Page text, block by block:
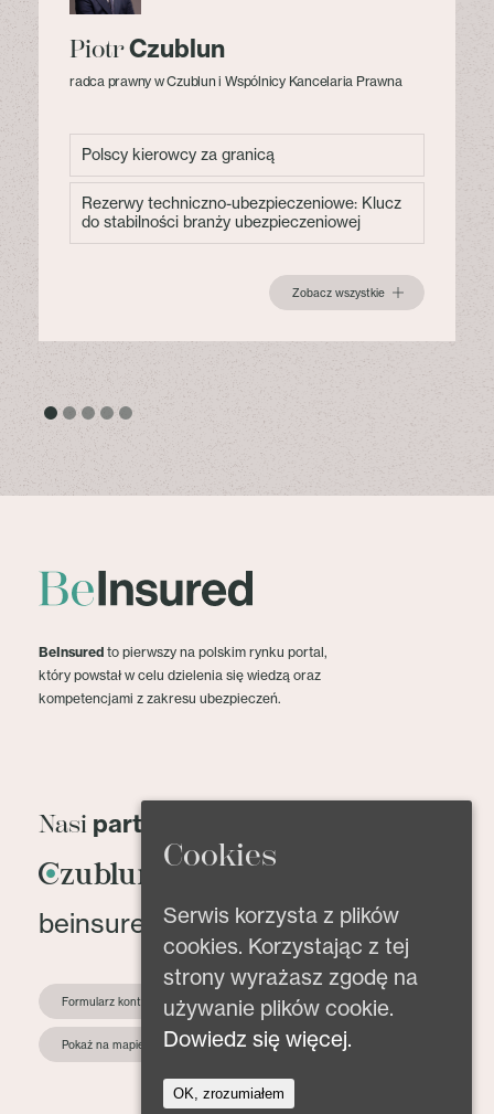
PiotrCzublun
radca prawny w Czublun i Wspólnicy Kancelaria Prawna
Polscy kierowcy za granicą
Rezerwy techniczno-ubezpieczeniowe: Klucz
do stabilności branży ubezpieczeniowej
Zobacz wszystkie
BeInsured to pierwszy na polskim rynku portal,
który powstał w celu dzielenia się wiedzą oraz
kompetencjami z zakresu ubezpieczeń.
Nasi partnerzy
beinsured@beinsured.pl
Formularz kontaktowy
Pokaż na mapie
Cookies
Serwis korzysta z plików
cookies. Korzystając z tej
strony wyrażasz zgodę na
używanie plików cookie.
Dowiedz się więcej.
OK, zrozumiałem